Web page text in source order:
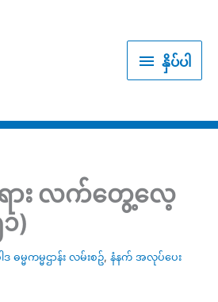
နှိပ် နှိပ်ပါ
ရား လက်တွေ့လေ့
)
ဓမ္မကမ္မဌာန်း လမ်းစဥ်, နံနက် အလုပ်ပေး